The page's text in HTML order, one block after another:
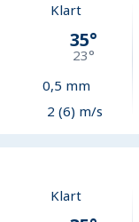
Klart
35°
23°
0,5 mm
2 (6) m/s
Klart